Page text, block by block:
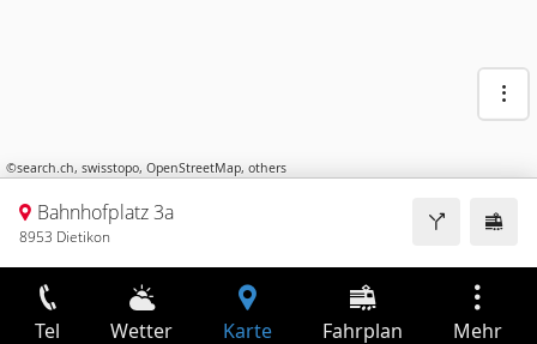
©search.ch, swisstopo, OpenStreetMap, others
Bahnhofplatz 3a
8953 Dietikon
Tel Wetter Karte Fahrplan Mehr